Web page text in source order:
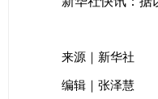
来源｜新华社
编辑｜张泽慧